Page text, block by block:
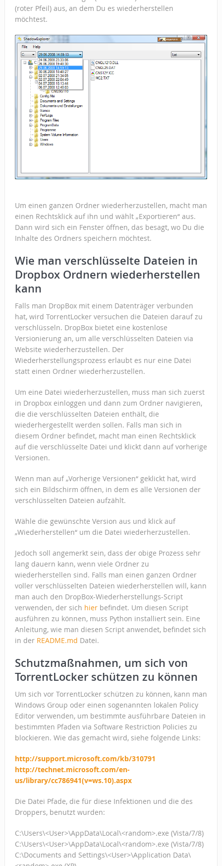
(roter Pfeil) aus, an dem Du es wiederherstellen
möchtest.
Um einen ganzen Ordner wiederherzustellen, macht man
einen Rechtsklick auf ihn und wählt „Exportieren“ aus.
Dann wird sich ein Fenster öffnen, das besagt, wo Du die
Inhalte des Ordners speichern möchtest.
Wie man verschlüsselte Dateien in
Dropbox Ordnern wiederherstellen
kann
Falls man DropBox mit einem Datenträger verbunden
hat, wird TorrentLocker versuchen die Dateien darauf zu
verschlüsseln. DropBox bietet eine kostenlose
Versionierung an, um alle verschlüsselten Dateien via
Website wiederherzustellen. Der
Wiederherstellungsprozess erlaubt es nur eine Datei
statt einen Ordner wiederherzustellen.
Um eine Datei wiederherzustellen, muss man sich zuerst
in Dropbox einloggen und dann zum Ordner navigieren,
die die verschlüsselten Dateien enthält, die
wiederhergestellt werden sollen. Falls man sich in
diesem Ordner befindet, macht man einen Rechtsklick
auf die verschlüsselte Datei und klickt dann auf vorherige
Versionen.
Wenn man auf „Vorherige Versionen“ geklickt hat, wird
sich ein Bildschirm öffnen, in dem es alle Versionen der
verschlüsselten Dateien aufzählt.
Wähle die gewünschte Version aus und klick auf
„Wiederherstellen“ um die Datei wiederherzustellen.
Jedoch soll angemerkt sein, dass der obige Prozess sehr
lang dauern kann, wenn viele Ordner zu
wiederherstellen sind. Falls man einen ganzen Ordner
voller verschlüsselten Dateien wiederherstellen will, kann
man auch den DropBox-Wiederherstellungs-Script
verwenden, der sich hierbefindet. Um diesen Script
ausführen zu können, muss Python installiert sein. Eine
Anleitung, wie man diesen Script anwendet, befindet sich
in der README.md Datei.
Schutzmaßnahmen, um sich von
TorrentLocker schützen zu können
Um sich vor TorrentLocker schützen zu können, kann man
Windows Group oder einen sogenannten lokalen Policy
Editor verwenden, um bestimmte ausführbare Dateien in
bestimmten Pfaden via Software Restriction Policies zu
blockieren. Wie das gemacht wird, siehe folgende Links:
http://support.microsoft.com/kb/310791
http://technet.microsoft.com/en-
us/library/cc786941(v=ws.10).aspx
Die Datei Pfade, die für diese Infektionen und die des
Droppers, benutzt wurden:
C:\Users\<User>\AppData\Local\<random>.exe (Vista/7/8)
C:\Users\<User>\AppData\Local\<random>.exe (Vista/7/8)
C:\Documents and Settings\<User>\Application Data\